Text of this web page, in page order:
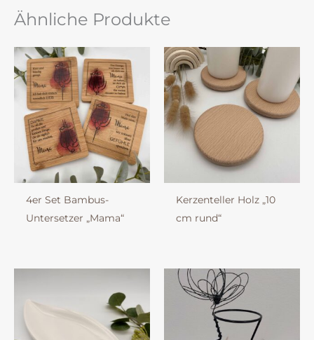
Ähnliche Produkte
4er Set Bambus-
Untersetzer „Mama“
Kerzenteller Holz „10
cm rund“